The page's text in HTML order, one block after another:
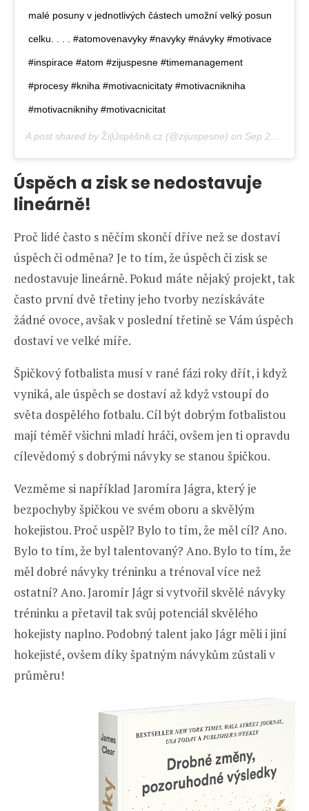
malé posuny v jednotlivých částech umožní velký posun
celku. . . . #atomovenavyky #navyky #návyky #motivace
#inspirace #atom #zijuspesne #timemanagement
#procesy #kniha #motivacnicitaty #motivacnikniha
#motivacniknihy #motivacnicitat
A post shared by ŽijÚspěšně.cz (@zijuspesne) on Sep 27, 2020 at 10:43am PDT
Úspěch a zisk se nedostavuje
lineárně!
Proč lidé často s něčím skončí dříve než se dostaví
úspěch či odměna? Je to tím, že úspěch či zisk se
nedostavuje lineárně. Pokud máte nějaký projekt, tak
často první dvě třetiny jeho tvorby nezískáváte
žádné ovoce, avšak v poslední třetině se Vám úspěch
dostaví ve velké míře.
Špičkový fotbalista musí v rané fázi roky dřít, i když
vyniká, ale úspěch se dostaví až když vstoupí do
světa dospělého fotbalu. Cíl být dobrým fotbalistou
mají téměř všichni mladí hráči, ovšem jen ti opravdu
cílevědomý s dobrými návyky se stanou špičkou.
Vezměme si například Jaromíra Jágra, který je
bezpochyby špičkou ve svém oboru a skvělým
hokejistou. Proč uspěl? Bylo to tím, že měl cíl? Ano.
Bylo to tím, že byl talentovaný? Ano. Bylo to tím, že
měl dobré návyky tréninku a trénoval více než
ostatní? Ano. Jaromír Jágr si vytvořil skvělé návyky
tréninku a přetavil tak svůj potenciál skvělého
hokejisty naplno. Podobný talent jako Jágr měli i jiní
hokejisté, ovšem díky špatným návykům zůstali v
průměru!